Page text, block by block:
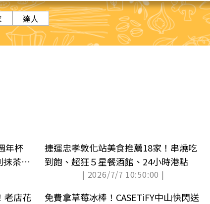
達人
年杯
茶可
捷運忠孝敦化站美食推薦18家！串燒吃
到飽、超狂５星餐酒館、24小時港點
| 2026/7/7 10:50:00 |
老店花
免費拿草莓冰棒！CASETiFY中山快閃送